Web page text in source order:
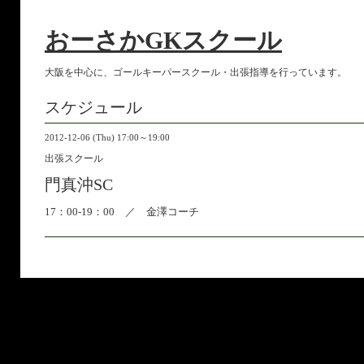
おーさかGKスクール
大阪を中心に、ゴールキーパースクール・出張指導を行っています。
スケジュール
2012-12-06 (Thu) 17:00～19:00
出張スクール
門真沖SC
17：00-19：00 ／ 金澤コーチ